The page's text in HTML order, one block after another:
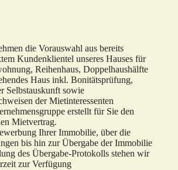
die Vorauswahl aus bereits
Kundenklientel unseres Hauses für
Reihenhaus, Doppelhaushälfte
Haus inkl. Bonitätsprüfung,
Selbstauskunft sowie
der Mietinteressenten
erstellt für Sie den
Mietvertrag.
Ihrer Immobilie, über die
bis hin zur Übergabe der Immobilie
des Übergabe-Protokolls stehen wir
zur Verfügung